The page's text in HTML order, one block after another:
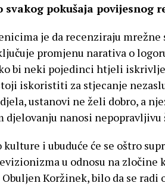
svakog pokušaja povijesnog
je da recenziraju mrežne
promjenu narativa o
bi neki pojedinci htjeli
iskoristiti za stjecanje
ustanovi ne želi dobro, a
djelovanju nanosi nepopravljivu
i ubuduće će se oštro
u odnosu na zločine
Koržinek, bilo da se